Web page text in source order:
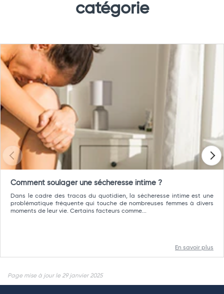
catégorie
Comment soulager une sécheresse intime ?
Dans le cadre des tracas du quotidien, la sécheresse intime est une
problématique fréquente qui touche de nombreuses femmes à divers
moments de leur vie. Certains facteurs comme...
En savoir plus
Page mise à jour le 29 janvier 2025